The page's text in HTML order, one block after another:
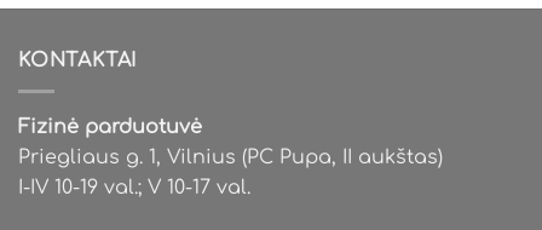
KONTAKTAI
Fizinė parduotuvė
Priegliaus g. 1, Vilnius (PC Pupa, II aukštas)
I-IV 10-19 val.; V 10-17 val.